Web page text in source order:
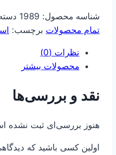
شناسه محصول: 1989
تمام محصولات برچسب:
نظرات (0)
محصولات بیشتر
نقد و بررسی‌ها
هنوز بررسی‌ای ثبت نشده
اولین کسی باشید که